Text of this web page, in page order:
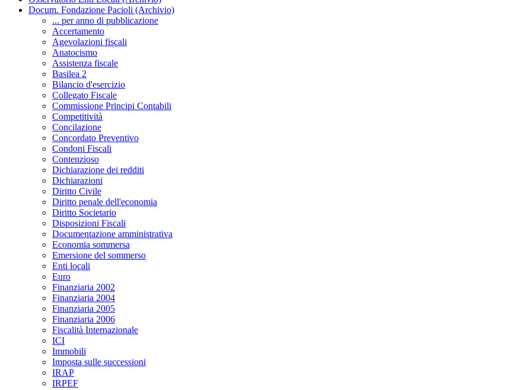
Docum. Fondazione Pacioli (Archivio)
... per anno di pubblicazione
Accertamento
Agevolazioni fiscali
Anatocismo
Assistenza fiscale
Basilea 2
Bilancio d'esercizio
Collegato Fiscale
Commissione Principi Contabili
Competitività
Concilazione
Concordato Preventivo
Condoni Fiscali
Contenzioso
Dichiarazione dei redditi
Dichiarazioni
Diritto Civile
Diritto penale dell'economia
Diritto Societario
Disposizioni Fiscali
Documentazione amministrativa
Economia sommersa
Emersione del sommerso
Enti locali
Euro
Finanziaria 2002
Finanziaria 2004
Finanziaria 2005
Finanziaria 2006
Fiscalità Internazionale
ICI
Immobili
Imposta sulle successioni
IRAP
IRPEF